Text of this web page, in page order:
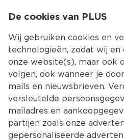
Terug
Antipasti, tapas
De cookies van PLUS
Wij gebruiken cookies en
technologieën, zodat wij
onze website(s), maar ook
volgen, ook wanneer je
mails en nieuwsbrieven.
versleutelde
mailadres en
partijen zoals onze
gepersonaliseerde